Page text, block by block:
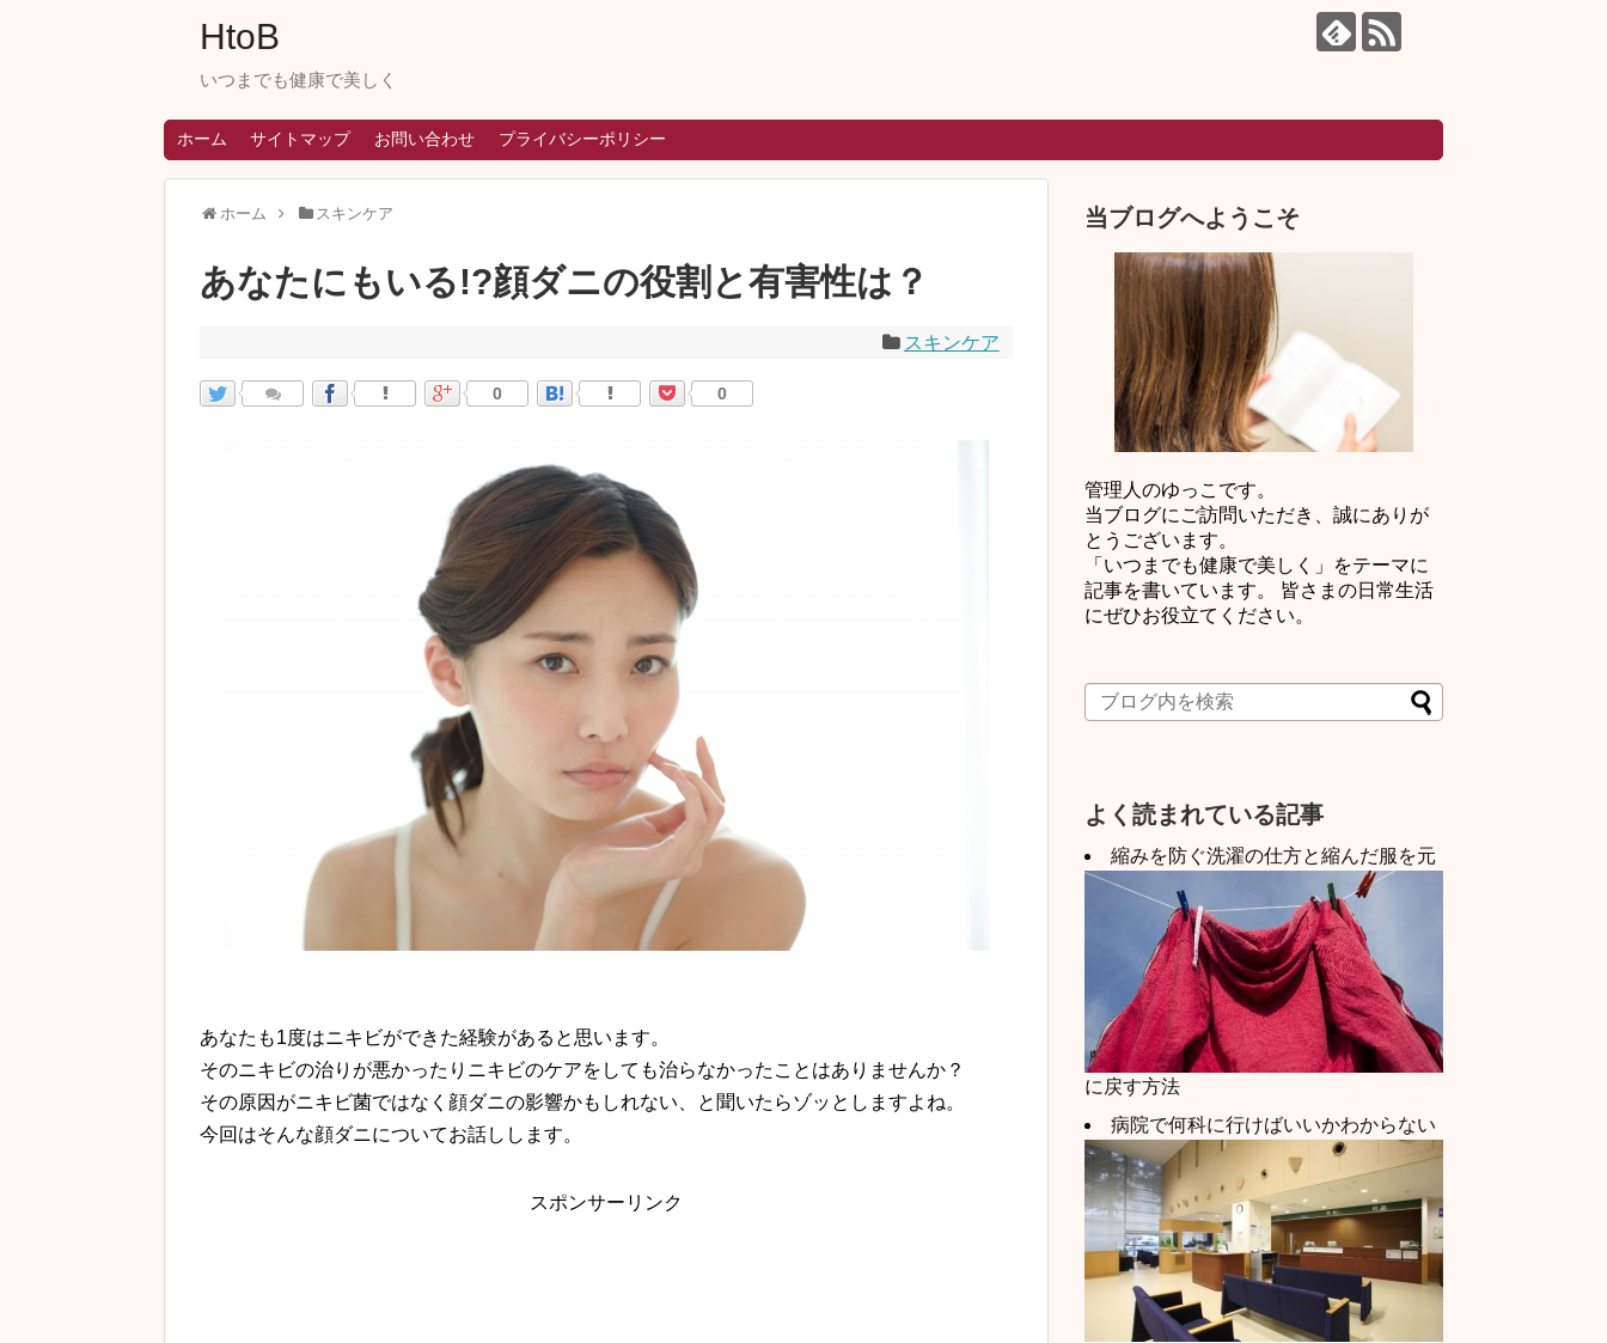
HtoB
いつまでも健康で美しく
ホーム サイトマップ お問い合わせ プライバシーポリシー
ホーム スキンケア
あなたにもいる!?顔ダニの役割と有害性は？
スキンケア
0 0
あなたも1度はニキビができた経験があると思います。
そのニキビの治りが悪かったりニキビのケアをしても治らなかったことはありませんか？
その原因がニキビ菌ではなく顔ダニの影響かもしれない、と聞いたらゾッとしますよね。
今回はそんな顔ダニについてお話しします。
スポンサーリンク
当ブログへようこそ
管理人のゆっこです。
当ブログにご訪問いただき、誠にありが
とうございます。
「いつまでも健康で美しく」をテーマに
記事を書いています。 皆さまの日常生活
にぜひお役立てください。
よく読まれている記事
縮みを防ぐ洗濯の仕方と縮んだ服を元
に戻す方法
病院で何科に行けばいいかわからない